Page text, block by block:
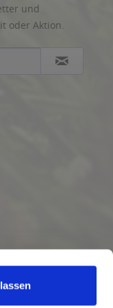
und
oder Aktion.